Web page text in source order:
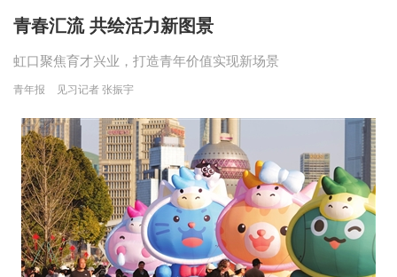
青春汇流 共绘活力新图景
虹口聚焦育才兴业，打造青年价值实现新场景
青年报 见习记者 张振宇